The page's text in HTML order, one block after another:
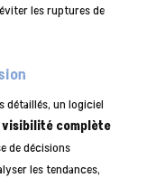
les ruptures de
détaillés, un logiciel
visibilité complète
de décisions
les tendances,